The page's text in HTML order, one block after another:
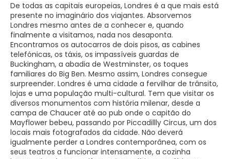
De todas as capitais europeias, Londres é a que mais está
presente no imaginário dos viajantes. Absorvemos
Londres mesmo antes de a conhecer e, quando
finalmente a visitamos, nada nos desaponta.
Encontramos os autocarros de dois pisos, as cabines
telefónicas, os táxis, os impassíveis guardas de
Buckingham, a abadia de Westminster, os toques
familiares do Big Ben. Mesmo assim, Londres consegue
surpreender. Londres é uma cidade a fervilhar de trânsito,
lojas e uma população multi-cultural. Tem que visitar os
diversos monumentos com história milenar, desde a
campa de Chaucer até ao pub onde o capitão do
Mayflower bebeu, passando por Piccadillly Circus, um dos
locais mais fotografados da cidade. Não deverá
igualmente perder a Londres contemporânea, com os
seus teatros a funcionar intensamente, a cozinha